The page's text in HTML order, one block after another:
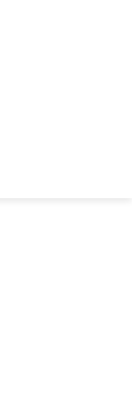
ละปลอดภัยยิ่งขึ้น
ค์กรต่างๆ
ดชอบหลักในการ
คอมพิวติ้ง การปรับใช้
V การออกแบบโซลูชัน
งพื้นฐาน เขาได้เข้าร่วม
การย้ายระบบแบบดั้งเดิม
ะสมประสบการณ์เชิง